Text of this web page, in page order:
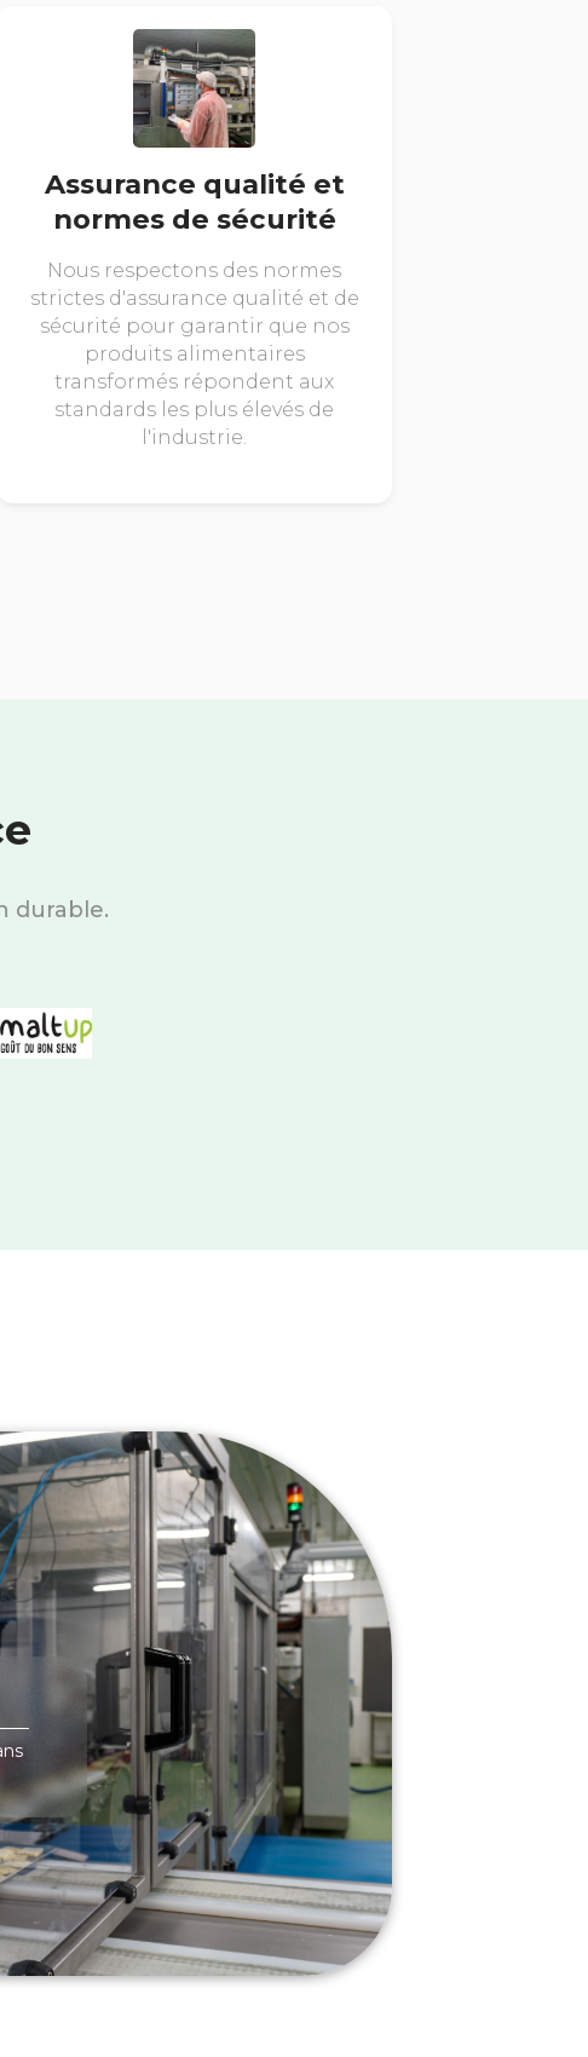
Assurance qualité et
normes de sécurité
Nous respectons des normes
strictes d'assurance qualité et de
sécurité pour garantir que nos
produits alimentaires
transformés répondent aux
standards les plus élevés de
l'industrie.
durable.